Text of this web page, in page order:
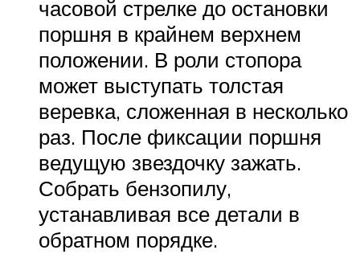
часовой стрелке до остановки
поршня в крайнем верхнем
положении. В роли стопора
может выступать толстая
веревка, сложенная в несколько
раз. После фиксации поршня
ведущую звездочку зажать.
Собрать бензопилу,
устанавливая все детали в
обратном порядке.